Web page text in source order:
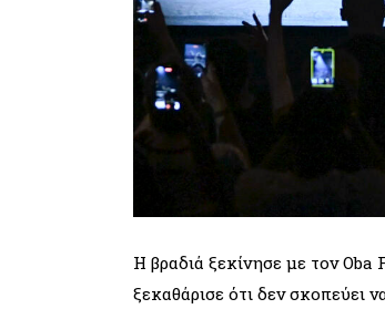
Η βραδιά ξεκίνησε με τον
ξεκαθάρισε ότι δεν σκοπεύει